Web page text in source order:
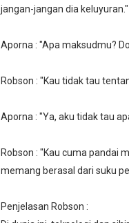
jangan-jangan dia keluyuran."
Aporna : "Apa maksudmu?
Robson : "Kau tidak tau
Aporna : "Ya, aku tidak tau
Robson : "Kau cuma pandai
memang berasal dari suku
Penjelasan Robson :